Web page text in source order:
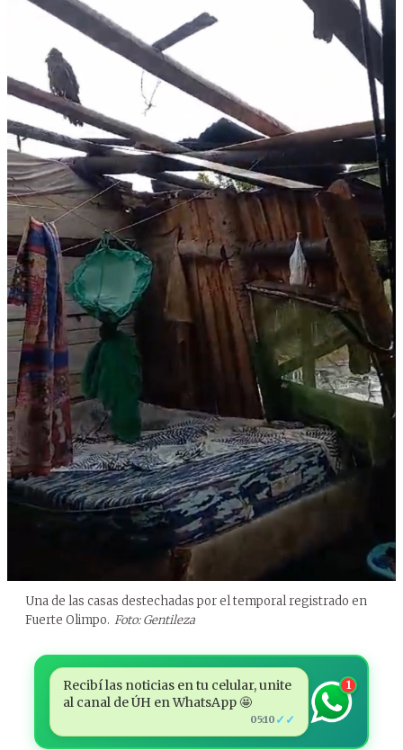
Una de las casas destechadas por el temporal registrado en
Fuerte Olimpo. Foto: Gentileza
Recibí las noticias en tu celular, unite
al canal de ÚH en WhatsApp 🤩
05:10 ✓✓
1